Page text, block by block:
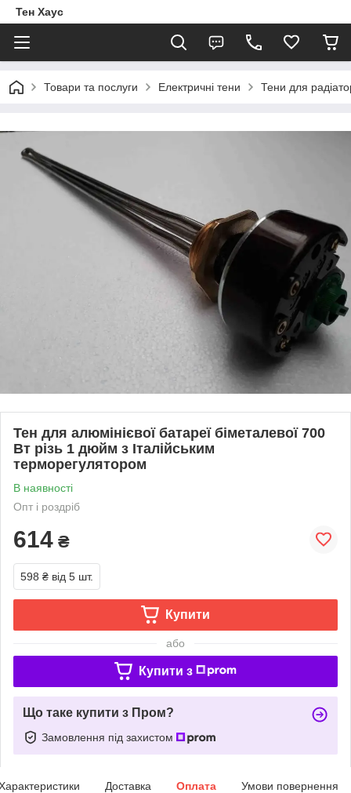
Тен Хаус
Товари та послуги Електричні тени Тени для
Тен для алюмінієвої батареї біметалевої 700
Вт різь 1 дюйм з Італійським
терморегулятором
В наявності
Опт і роздріб
614 ₴
598 ₴ від 5 шт.
Купити
або
Купити з
Що таке купити з Пром?
Замовлення під захистом
Доставка Оплата Умови повернення